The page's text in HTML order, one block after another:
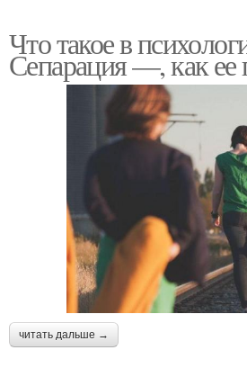
Что такое в
Сепарация —, как ее
читать дальше →